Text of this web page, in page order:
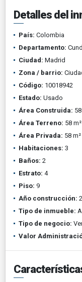
Detalles del
País: Colombia
Departamento:
Ciudad: Madrid
Zona / barrio:
Código: 10018942
Estado: Usado
Área Construida:
Área Terreno: 58 m²
Área Privada: 58 m²
Habitaciones: 3
Baños: 2
Estrato: 4
Piso: 9
Año construcción:
Tipo de inmueble:
Tipo de negocio:
Valor